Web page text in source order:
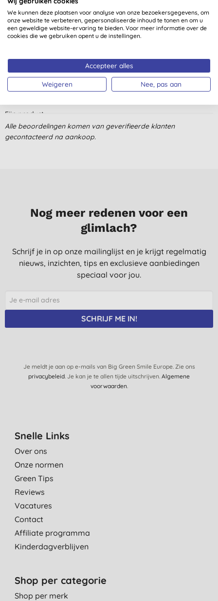
Lovely for a soak
A. C., Den Haag
lost goed op en ontspant prima.
E. V. D. B., Oudergem
Fijn product
F., Breda
Alle beoordelingen komen van geverifieerde klanten
gecontacteerd na aankoop.
Nog meer redenen voor een
glimlach?
Schrijf je in op onze mailinglijst en je krijgt regelmatig
nieuws, inzichten, tips en exclusieve aanbiedingen
speciaal voor jou.
SCHRIJF ME IN!
Je meldt je aan op e-mails van Big Green Smile Europe. Zie ons
privacybeleid. Je kan je te allen tijde uitschrijven. Algemene
voorwaarden.
Snelle Links
Over ons
Onze normen
Green Tips
Reviews
Vacatures
Contact
Affiliate programma
Kinderdagverblijven
Shop per categorie
Shop per merk
We kunnen deze plaatsen voor analyse van onze bezoekersgegevens, om
onze website te verbeteren, gepersonaliseerde inhoud te tonen en om u
een geweldige website-ervaring te bieden. Voor meer informatie over de
cookies die we gebruiken opent u de instellingen.
Accepteer alles
Weigeren Nee, pas aan